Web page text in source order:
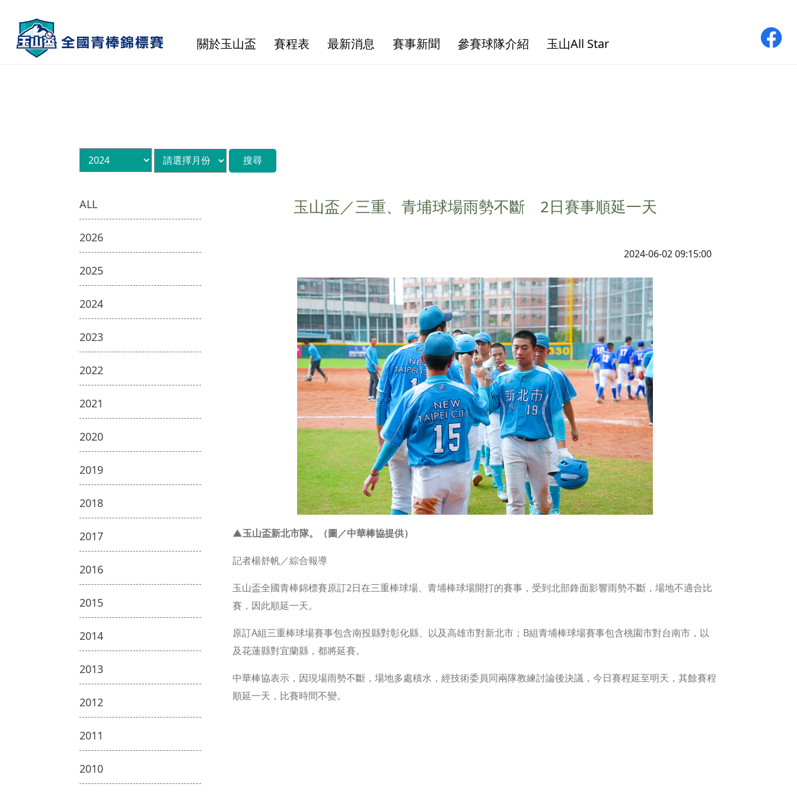
關於玉山盃 賽程表 最新消息 賽事新聞 參賽球隊介紹 玉山All Star
ALL
2026
2025
2024
2023
2022
2021
2020
2019
2018
2017
2016
2015
2014
2013
2012
2011
2010
玉山盃／三重、青埔球場雨勢不斷 2日賽事順延一天
2024-06-02 09:15:00
▲玉山盃新北市隊。（圖／中華棒協提供）
記者楊舒帆／綜合報導
玉山盃全國青棒錦標賽原訂2日在三重棒球場、青埔棒球場開打的賽事，受到北部鋒面影響雨勢不斷，場地不適合比
賽，因此順延一天。
原訂A組三重棒球場賽事包含南投縣對彰化縣、以及高雄市對新北市；B組青埔棒球場賽事包含桃園市對台南市，以
及花蓮縣對宜蘭縣，都將延賽。
中華棒協表示，因現場雨勢不斷，場地多處積水，經技術委員同兩隊教練討論後決議，今日賽程延至明天，其餘賽程
順延一天，比賽時間不變。